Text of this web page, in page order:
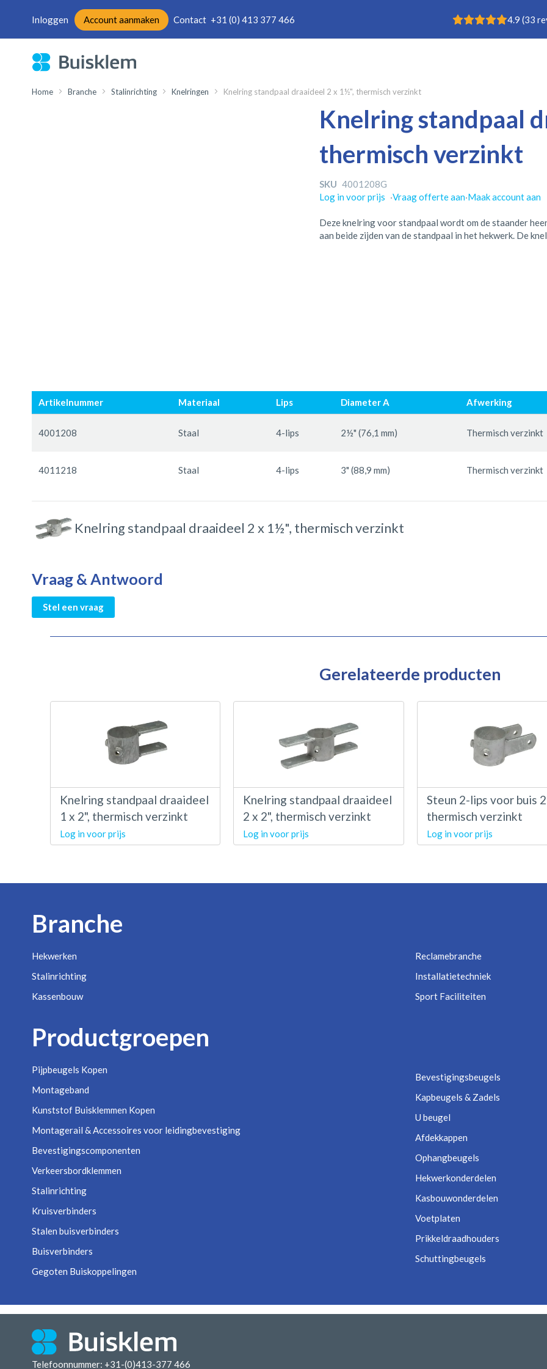
Inloggen Account aanmaken Contact +31 (0) 413 377 466 Rating: 4.9 4.9 (33
Ga
naar
inhoud
Home Branche Stalinrichting Knelringen Knelring standpaal draaideel 2 x 1½", thermisch verzinkt
Knelring standpaal
thermisch verzinkt
SKU 4001208G
Log in voor prijs ·Vraag offerte aan·Maak account aan
Deze knelring voor standpaal wordt om de staander
aan beide zijden van de standpaal in het hekwerk. De
naar
het
van
gallerij
naar
het
van
gallerij
productitems
Artikelnummer Materiaal Lips Diameter A Afwerking
4001208 Staal 4-lips 2½" (76,1 mm) Thermisch verzinkt
4011218 Staal 4-lips 3" (88,9 mm) Thermisch verzinkt
Knelring standpaal draaideel 2 x 1½", thermisch verzinkt
Vraag & Antwoord
Stel een vraag
Gerelateerde producten
Knelring standpaal draaideel
1 x 2", thermisch verzinkt
Log in voor prijs
Knelring standpaal draaideel
2 x 2", thermisch verzinkt
Log in voor prijs
Steun 2-lips voor buis
thermisch verzinkt
Log in voor prijs
Branche
Hekwerken
Stalinrichting
Kassenbouw
Reclamebranche
Installatietechniek
Sport Faciliteiten
Productgroepen
Pijpbeugels Kopen
Montageband
Kunststof Buisklemmen Kopen
Montagerail & Accessoires voor leidingbevestiging
Bevestigingscomponenten
Verkeersbordklemmen
Stalinrichting
Kruisverbinders
Stalen buisverbinders
Buisverbinders
Gegoten Buiskoppelingen
Bevestigingsbeugels
Kapbeugels & Zadels
U beugel
Afdekkappen
Ophangbeugels
Hekwerkonderdelen
Kasbouwonderdelen
Voetplaten
Prikkeldraadhouders
Schuttingbeugels
Telefoonnummer: +31-(0)413-377 466